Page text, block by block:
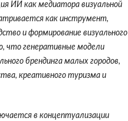
ИИ как медиатора визуальной
как инструмент,
и формирование визуального
что генеративные модели
брендинга малых городов,
креативного туризма и
в концептуализации